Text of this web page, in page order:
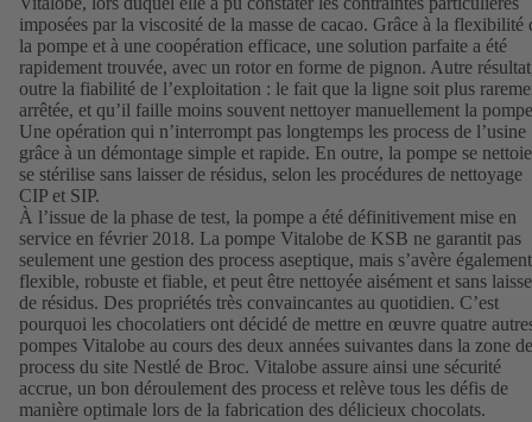
imposées par la viscosité de la masse de cacao. Grâce à la flexibilité
la pompe et à une coopération efficace, une solution parfaite a été
rapidement trouvée, avec un rotor en forme de pignon. Autre
outre la fiabilité de l’exploitation : le fait que la ligne soit plus
arrêtée, et qu’il faille moins souvent nettoyer manuellement la
Une opération qui n’interrompt pas longtemps les process de l’usine
grâce à un démontage simple et rapide. En outre, la pompe se
se stérilise sans laisser de résidus, selon les procédures de nettoyage
CIP et SIP.
À l’issue de la phase de test, la pompe a été définitivement mise en
service en février 2018. La pompe Vitalobe de KSB ne garantit pas
seulement une gestion des process aseptique, mais s’avère également
flexible, robuste et fiable, et peut être nettoyée aisément et sans
de résidus. Des propriétés très convaincantes au quotidien. C’est
pourquoi les chocolatiers ont décidé de mettre en œuvre quatre
pompes Vitalobe au cours des deux années suivantes dans la zone de
process du site Nestlé de Broc. Vitalobe assure ainsi une sécurité
accrue, un bon déroulement des process et relève tous les défis de
manière optimale lors de la fabrication des délicieux chocolats.